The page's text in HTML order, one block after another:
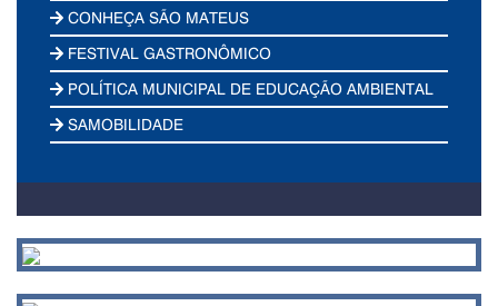
CONHEÇA SÃO MATEUS
FESTIVAL GASTRONÔMICO
POLÍTICA MUNICIPAL DE EDUCAÇÃO AMBIENTAL
SAMOBILIDADE